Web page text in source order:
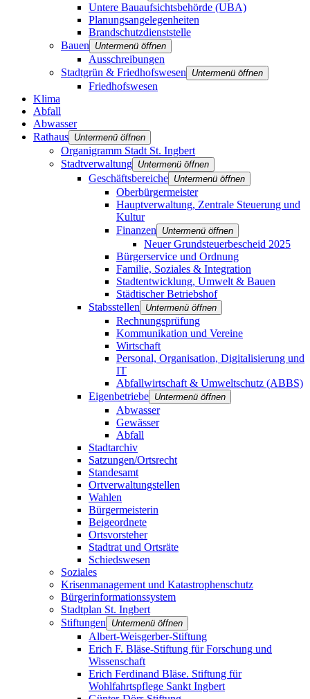
Untere Bauaufsichtsbehörde (UBA)
Planungsangelegenheiten
Brandschutz­dienststelle
Bauen
Untermenü öffnen
Ausschreibungen
Stadtgrün & Friedhofswesen
Untermenü öffnen
Friedhofswesen
Klima
Abfall
Abwasser
Rathaus Untermenü öffnen
Organigramm Stadt St. Ingbert
Stadtverwaltung Untermenü öffnen
Geschäftsbereiche Untermenü öffnen
Oberbürgermeister
Hauptverwaltung, Zentrale Steuerung und
Kultur
Finanzen
Untermenü öffnen
Neuer Grundsteuerbescheid 2025
Bürgerservice und Ordnung
Familie, Soziales & Integration
Stadtentwicklung, Umwelt & Bauen
Städtischer Betriebshof
Stabsstellen
Untermenü öffnen
Rechnungsprüfung
Kommunikation und Vereine
Wirtschaft
Personal, Organisation, Digitalisierung und
IT
Abfallwirtschaft & Umweltschutz (ABBS)
Eigenbetriebe Untermenü öffnen
Abwasser
Gewässer
Abfall
Stadtarchiv
Satzungen/Ortsrecht
Standesamt
Ortverwaltungstellen
Wahlen
Bürgermeisterin
Beigeordnete
Ortsvorsteher
Stadtrat und Ortsräte
Schiedswesen
Soziales
Krisenmanagement und Katastrophenschutz
Bürgerinformationssystem
Stadtplan St. Ingbert
Stiftungen
Untermenü öffnen
Albert-Weisgerber-Stiftung
Erich F. Bläse-Stiftung für Forschung und
Wissenschaft
Erich Ferdinand Bläse. Stiftung für
Wohlfahrtspflege Sankt Ingbert